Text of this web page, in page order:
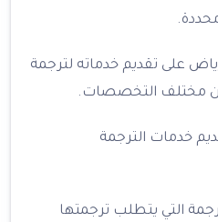
على تقديم خدماته لترجمة
مختلف التخصصات.
خدمات الترجمة
التي يتطلب ترجمتها